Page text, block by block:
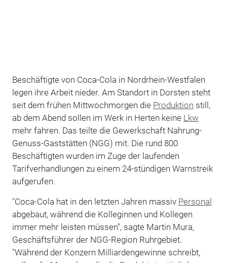
Beschäftigte von Coca-Cola in Nordrhein-Westfalen
legen ihre Arbeit nieder. Am Standort in Dorsten steht
seit dem frühen Mittwochmorgen die Produktion still,
ab dem Abend sollen im Werk in Herten keine Lkw
mehr fahren. Das teilte die Gewerkschaft Nahrung-
Genuss-Gaststätten (NGG) mit. Die rund 800
Beschäftigten wurden im Zuge der laufenden
Tarifverhandlungen zu einem 24-stündigen Warnstreik
aufgerufen.
"Coca-Cola hat in den letzten Jahren massiv Personal
abgebaut, während die Kolleginnen und Kollegen
immer mehr leisten müssen", sagte Martin Mura,
Geschäftsführer der NGG-Region Ruhrgebiet.
"Während der Konzern Milliardengewinne schreibt,